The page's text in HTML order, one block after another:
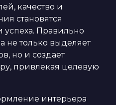
качество и
становятся
Правильно
не только выделяет
но и создает
привлекая целевую
интерьера